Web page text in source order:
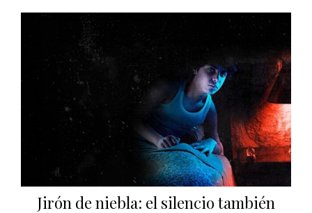
Jirón de niebla: el silencio también